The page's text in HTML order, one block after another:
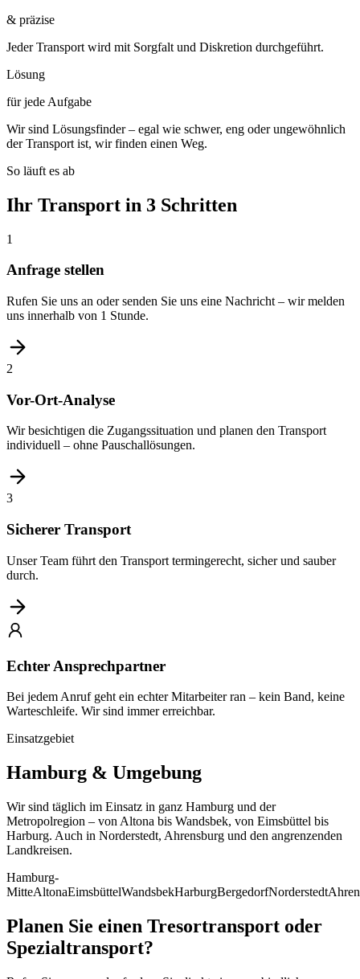
& präzise
Jeder Transport wird mit Sorgfalt und Diskretion durchgeführt.
Lösung
für jede Aufgabe
Wir sind Lösungsfinder – egal wie schwer, eng oder ungewöhnlich
der Transport ist, wir finden einen Weg.
So läuft es ab
Ihr Transport in 3 Schritten
1
Anfrage stellen
Rufen Sie uns an oder senden Sie uns eine Nachricht – wir melden
uns innerhalb von 1 Stunde.
2
Vor-Ort-Analyse
Wir besichtigen die Zugangssituation und planen den Transport
individuell – ohne Pauschallösungen.
3
Sicherer Transport
Unser Team führt den Transport termingerecht, sicher und sauber
durch.
Echter Ansprechpartner
Bei jedem Anruf geht ein echter Mitarbeiter ran – kein Band, keine
Warteschleife. Wir sind immer erreichbar.
Einsatzgebiet
Hamburg & Umgebung
Wir sind täglich im Einsatz in ganz Hamburg und der
Metropolregion – von Altona bis Wandsbek, von Eimsbüttel bis
Harburg. Auch in Norderstedt, Ahrensburg und den angrenzenden
Landkreisen.
Hamburg-
MitteAltonaEimsbüttelWandsbekHarburgBergedorfNorderstedt
Planen Sie einen Tresortransport oder
Spezialtransport?